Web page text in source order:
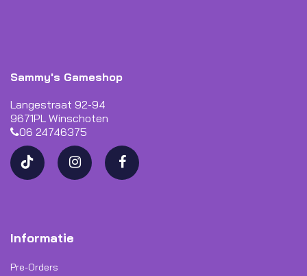
Sammy's Gameshop
Langestraat 92-94
9671PL Winschoten
06 24746375
Informatie
Pre-Orders